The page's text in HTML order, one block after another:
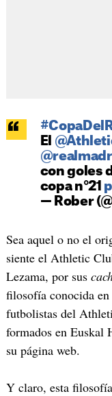
El
con goles
copa n°21
— Rober
Sea aquel o no el
siente el Athletic
Lezama, por sus
filosofía conocida
futbolistas del
formados en Euskal
su página web.
Y claro, esta